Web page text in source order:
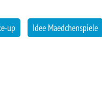
up Idee Maedchenspiele